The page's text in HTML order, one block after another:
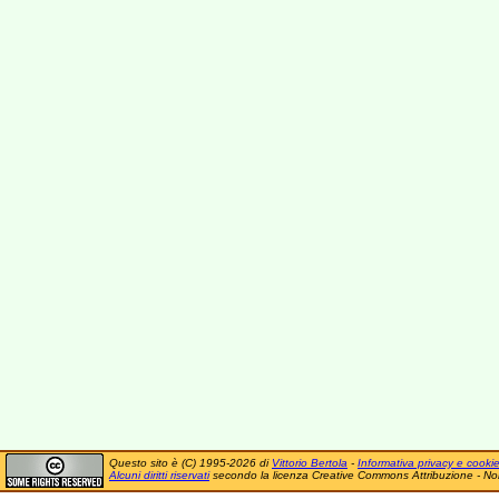
Questo sito è (C) 1995-2026 di Vittorio Bertola - Informativa privacy e cookie
Alcuni diritti riservatisecondo la licenza Creative Commons Attribuzione -